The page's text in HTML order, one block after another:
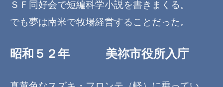
ＳＦ同好会で短編科学小説を書きまくる。
でも夢は南米で牧場経営することだった。
昭和５２年 美祢市役所入庁